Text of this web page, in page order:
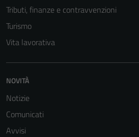
Tributi, finanze e contravvenzioni
Turismo
Vita lavorativa
NOVITÀ
Notizie
Comunicati
Avvisi